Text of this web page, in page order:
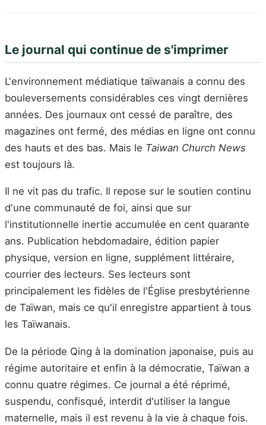
Le journal qui continue de s'imprimer
L'environnement médiatique taïwanais a connu des
bouleversements considérables ces vingt dernières
années. Des journaux ont cessé de paraître, des
magazines ont fermé, des médias en ligne ont connu
des hauts et des bas. Mais le Taiwan Church News
est toujours là.
Il ne vit pas du trafic. Il repose sur le soutien continu
d'une communauté de foi, ainsi que sur
l'institutionnelle inertie accumulée en cent quarante
ans. Publication hebdomadaire, édition papier
physique, version en ligne, supplément littéraire,
courrier des lecteurs. Ses lecteurs sont
principalement les fidèles de l'Église presbytérienne
de Taïwan, mais ce qu'il enregistre appartient à tous
les Taïwanais.
De la période Qing à la domination japonaise, puis au
régime autoritaire et enfin à la démocratie, Taïwan a
connu quatre régimes. Ce journal a été réprimé,
suspendu, confisqué, interdit d'utiliser la langue
maternelle, mais il est revenu à la vie à chaque fois.